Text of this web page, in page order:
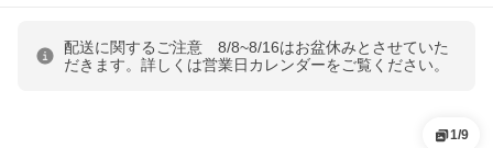
配送に関するご注意 8/8~8/16はお盆休みとさせていた
だきます。詳しくは営業日カレンダーをご覧ください。
1/9